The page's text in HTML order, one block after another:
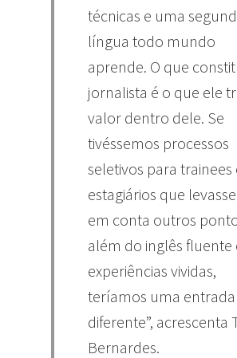
técnicas e uma
língua todo mundo
aprende. O que
jornalista é o que ele
valor dentro dele. Se
tivéssemos processos
seletivos para trainees
estagiários que
em conta outros
além do inglês fluente
experiências vividas,
teríamos uma
diferente”, acrescenta
Bernardes.